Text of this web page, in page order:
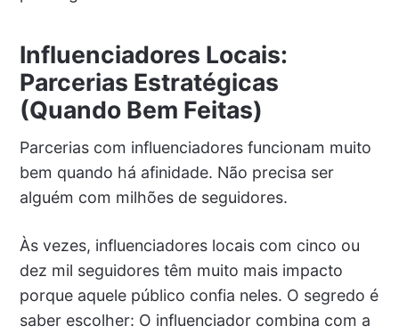
Influenciadores Locais:
Parcerias Estratégicas
(Quando Bem Feitas)
Parcerias com influenciadores funcionam muito
bem quando há afinidade. Não precisa ser
alguém com milhões de seguidores.
Às vezes, influenciadores locais com cinco ou
dez mil seguidores têm muito mais impacto
porque aquele público confia neles. O segredo é
saber escolher: O influenciador combina com a